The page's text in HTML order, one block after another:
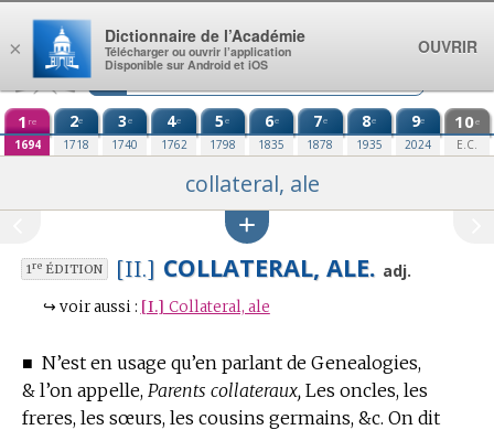
Aller au contenu
1 re
1694
2e
1718
3e
1740
4e
1762
5e
1798
6e
1835
7e
1878
8e
1935
9e
2024
10e
E.C.
collateral, ale
1reÉDITION [II.] COLLATERAL, ALE. adj.
↪ voir aussi : [I.] Collateral, ale
■ N’est en usage qu’en parlant de Genealogies,
& l’on appelle, Parents collateraux, Les oncles, les
freres, les sœurs, les cousins germains, &c. On dit
×
Dictionnaire de l’Académie
Télécharger ou ouvrir l’application
Disponible sur Android et iOS
OUVRIR